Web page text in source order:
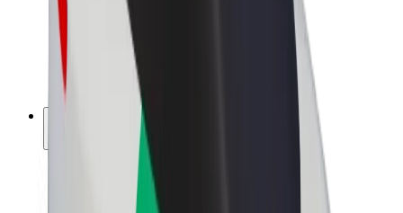
Bolt Food kereskedők
Franchise-ok